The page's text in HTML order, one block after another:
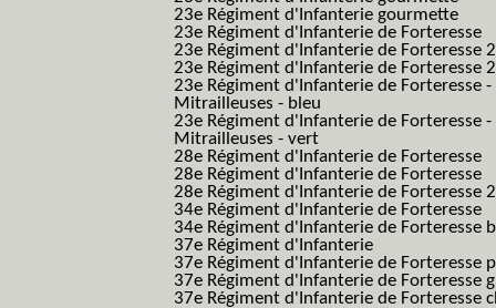
23e Régiment d'Infanterie gourmette
23e Régiment d'Infanterie de Forteresse
23e Régiment d'Infanterie de Forteresse
23e Régiment d'Infanterie de Forteresse
23e Régiment d'Infanterie de Forteresse
Mitrailleuses - bleu
23e Régiment d'Infanterie de Forteresse
Mitrailleuses - vert
28e Régiment d'Infanterie de Forteresse
28e Régiment d'Infanterie de Forteresse
28e Régiment d'Infanterie de Forteresse
34e Régiment d'Infanterie de Forteresse
34e Régiment d'Infanterie de Forteresse
37e Régiment d'Infanterie
37e Régiment d'Infanterie de Forteresse
37e Régiment d'Infanterie de Forteresse
37e Régiment d'Infanterie de Forteresse